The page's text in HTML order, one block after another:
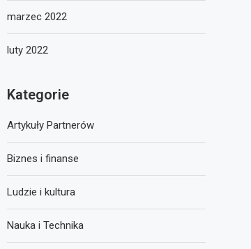
marzec 2022
luty 2022
Kategorie
Artykuły Partnerów
Biznes i finanse
Ludzie i kultura
Nauka i Technika